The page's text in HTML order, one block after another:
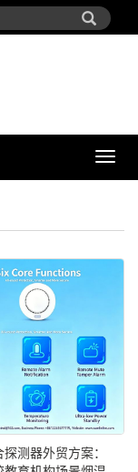
导
测器外贸方案：